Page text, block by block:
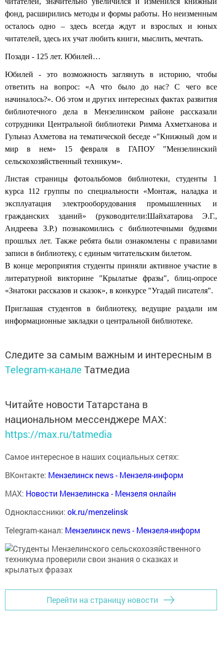
фонд, расширились методы и формы работы. Но неизменным
осталось одно – здесь всегда ждут и взрослых и юных
читателей, здесь их учат любить книги, мыслить, мечтать.
Позади - 125 лет. Юбилей…
Юбилей - это возможность заглянуть в историю, чтобы
ответить на вопрос: «А что было до нас? С чего все
начиналось?». Об этом и других интересных фактах развития
библиотечного дела в Мензелинском районе рассказали
сотрудники Центральной библиотеки Римма Ахметханова и
Гульназ Ахметова на тематической беседе «"Книжный дом и
мир в нем» 15 февраля в ГАПОУ "Мензелинский
сельскохозяйственный техникум».
Листая страницы фотоальбомов библиотеки, студенты 1
курса 112 группы по специальности «Монтаж, наладка и
эксплуатация электрооборудования промышленных и
гражданских зданий» (руководители:Шайхатарова Э.Г.,
Андреева З.Р.) познакомились с библиотечными буднями
прошлых лет. Также ребята были ознакомлены с правилами
записи в библиотеку, с единым читательским билетом.
В конце мероприятия студенты приняли активное участие в
литературной викторине "Крылатые фразы", блиц-опросе
«Знатоки рассказов и сказок», в конкурсе "Угадай писателя".
Приглашая студентов в библиотеку, ведущие раздали им
информационные закладки о центральной библиотеке.
Следите за самым важным и интересным в
Telegram-канале Татмедиа
Читайте новости Татарстана в
национальном мессенджере MАХ:
https://max.ru/tatmedia
Самое интересное в наших социальных сетях:
ВКонтакте: Мензелинск news - Мензеля-информ
MAX: Новости Мензелинска - Мензеля онлайн
Одноклассники: ok.ru/menzelinsk
Telegram-канал: Мензелинск news - Мензеля-информ
Перейти на страницу новости